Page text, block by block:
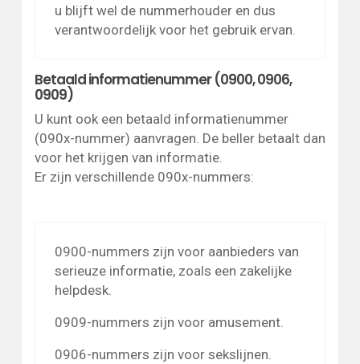
u blijft wel de nummerhouder en dus
verantwoordelijk voor het gebruik ervan.
Betaald informatienummer (0900, 0906,
0909)
U kunt ook een betaald informatienummer
(090x-nummer) aanvragen. De beller betaalt dan
voor het krijgen van informatie.
Er zijn verschillende 090x-nummers:
0900-nummers zijn voor aanbieders van
serieuze informatie, zoals een zakelijke
helpdesk.
0909-nummers zijn voor amusement.
0906-nummers zijn voor sekslijnen.